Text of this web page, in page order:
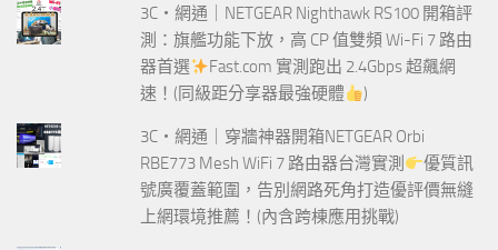
3C‧網通｜NETGEAR Nighthawk RS100 開箱評
測：旗艦功能下放，高 CP 值雙頻 Wi-Fi 7 路由
器首選
Fast.com 實測跑出 2.4Gbps 超飆網
速！(同級距分享器最強硬體
)
3C‧網通｜穿牆神器開箱NETGEAR Orbi
RBE773 Mesh WiFi 7 路由器台灣實測
優質訊
號廣覆蓋範圍，告別網路死角打造優評價無縫
上網環境推薦！(內含跨棟應用挑戰)